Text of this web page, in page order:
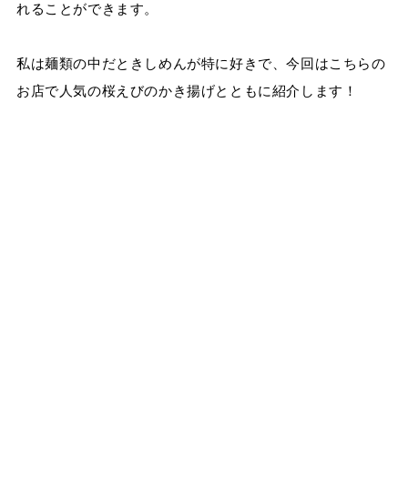
れることができます。
私は麺類の中だときしめんが特に好きで、今回はこちらの
お店で人気の桜えびのかき揚げとともに紹介します！